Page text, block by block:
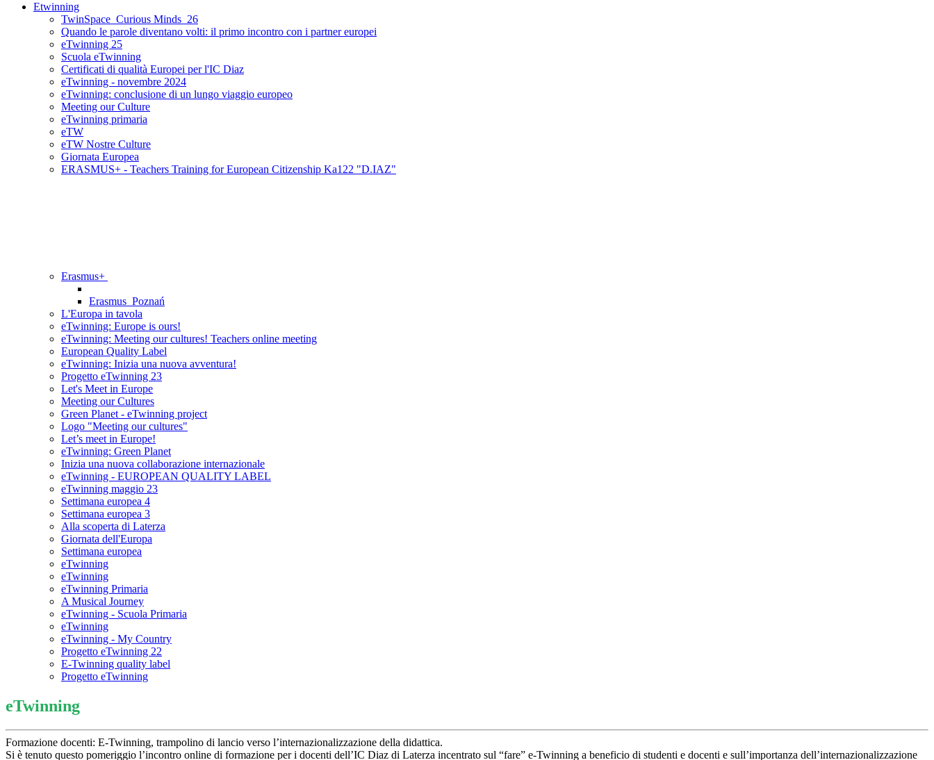
Etwinning
TwinSpace_Curious Minds_26
Quando le parole diventano volti: il primo incontro con i partner europei
eTwinning 25
Scuola eTwinning
Certificati di qualità Europei per l'IC Diaz
eTwinning - novembre 2024
eTwinning: conclusione di un lungo viaggio europeo
Meeting our Culture
eTwinning primaria
eTW
eTW Nostre Culture
Giornata Europea
ERASMUS+ - Teachers Training for European Citizenship Ka122 "D.IAZ"
Erasmus+
Erasmus_Poznań
L'Europa in tavola
eTwinning: Europe is ours!
eTwinning: Meeting our cultures! Teachers online meeting
European Quality Label
eTwinning: Inizia una nuova avventura!
Progetto eTwinning 23
Let's Meet in Europe
Meeting our Cultures
Green Planet - eTwinning project
Logo "Meeting our cultures"
Let’s meet in Europe!
eTwinning: Green Planet
Inizia una nuova collaborazione internazionale
eTwinning - EUROPEAN QUALITY LABEL
eTwinning maggio 23
Settimana europea 4
Settimana europea 3
Alla scoperta di Laterza
Giornata dell'Europa
Settimana europea
eTwinning
eTwinning
eTwinning Primaria
A Musical Journey
eTwinning - Scuola Primaria
eTwinning
eTwinning - My Country
Progetto eTwinning 22
E-Twinning quality label
Progetto eTwinning
eTwinning
Formazione docenti: E-Twinning, trampolino di lancio verso l’internazionalizzazione della didattica.
Si è tenuto questo pomeriggio l’incontro online di formazione per i docenti dell’IC Diaz di Laterza incentrato sul “fare” e-Twinning a beneficio di studenti e docenti e sull’importanza dell’internazionalizzazione